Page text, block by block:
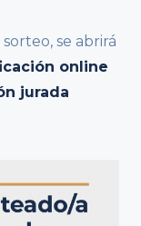
se abrirá
online
jurada